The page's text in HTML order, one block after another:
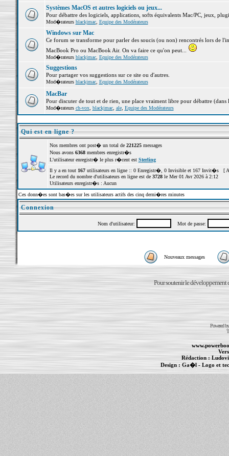
Systèmes MacOS et autres logiciels ou jeux...
Pour débattre des logiciels, applications, softs équivalents Mac/PC, jeux,
Mod�rateurs blackjmac, Equipe des Modérateurs
Windows sur Mac
Ce forum se transforme pour parler des soucis (ou non) rencontrés lors de
MacBook Pro ou MacBook Air. On va faire ce qu'on peut...
Mod�rateurs blackjmac, Equipe des Modérateurs
Suggestions
Pour partager vos suggestions sur ce site ou d'autres.
Mod�rateurs blackjmac, Equipe des Modérateurs
MacBar
Pour discuter de tout et de rien, une place vraiment libre pour débattre (dans
Mod�rateurs ch-vox, blackjmac, ale, Equipe des Modérateurs
Qui est en ligne ?
Nos membres ont post� un total de 221225messages
Nous avons 6368membres enregistr�s
L'utilisateur enregistr� le plus r�cent est Sterling
Il y a en tout 167utilisateurs en ligne :: 0 Enregistr�, 0 Invisible et 167 Invit�s [
Le record du nombre d'utilisateurs en ligne est de 3728le Mer 01 Avr 2026 à 2:12
Utilisateurs enregistr�s : Aucun
Ces donn�es sont bas�es sur les utilisateurs actifs des cinq derni�res minutes
Connexion
Nom d'utilisateur: Mot de passe:
Nouveaux messages
Pour soutenir le développement
Powered
Rédaction :
Design : Ga�l- Logo et